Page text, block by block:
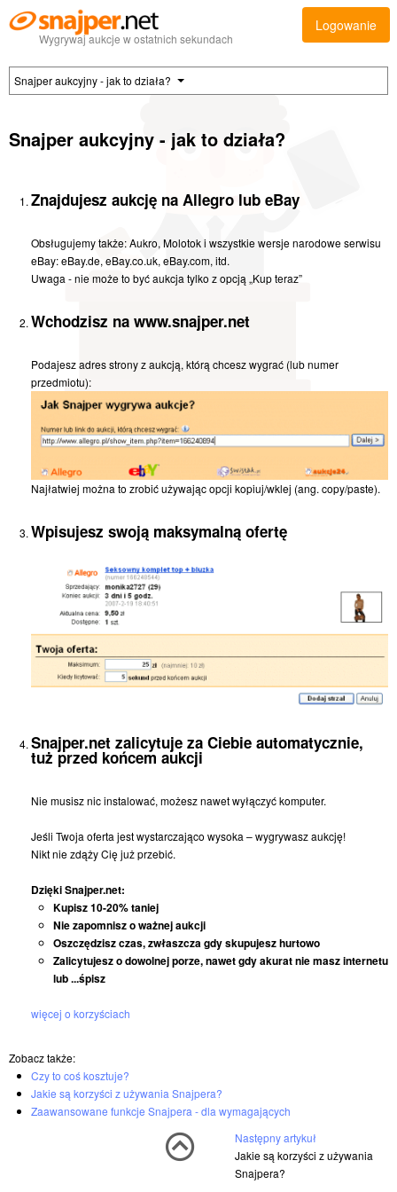
Wygrywaj aukcje w ostatnich sekundach
Logowanie
Snajper aukcyjny - jak to działa?
Snajper aukcyjny - jak to działa?
Znajdujesz aukcję na Allegro lub eBay
Obsługujemy także: Aukro, Molotok i wszystkie wersje narodowe serwisu
eBay: eBay.de, eBay.co.uk, eBay.com, itd.
Uwaga - nie może to być aukcja tylko z opcją „Kup teraz”
Wchodzisz na www.snajper.net
Podajesz adres strony z aukcją, którą chcesz wygrać (lub numer
przedmiotu):
Najłatwiej można to zrobić używając opcji kopiuj/wklej (ang. copy/paste).
Wpisujesz swoją maksymalną ofertę
Snajper.net zalicytuje za Ciebie automatycznie,
tuż przed końcem aukcji
Nie musisz nic instalować, możesz nawet wyłączyć komputer.
Jeśli Twoja oferta jest wystarczająco wysoka – wygrywasz aukcję!
Nikt nie zdąży Cię już przebić.
Dzięki Snajper.net:
Kupisz 10-20% taniej
Nie zapomnisz o ważnej aukcji
Oszczędzisz czas, zwłaszcza gdy skupujesz hurtowo
Zalicytujesz o dowolnej porze, nawet gdy akurat nie masz internetu
lub ...śpisz
więcej o korzyściach
Zobacz także:
Czy to coś kosztuje?
Jakie są korzyści z używania Snajpera?
Zaawansowane funkcje Snajpera - dla wymagających
Następny artykuł
Jakie są korzyści z używania
Snajpera?